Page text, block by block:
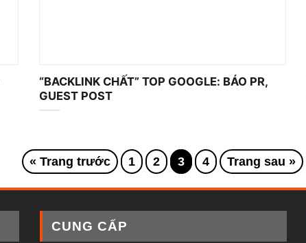
“BACKLINK CHẤT” TOP GOOGLE: BÁO PR,
GUEST POST
« Trang trước 1 2 3 4 Trang sau »
CUNG CẤP